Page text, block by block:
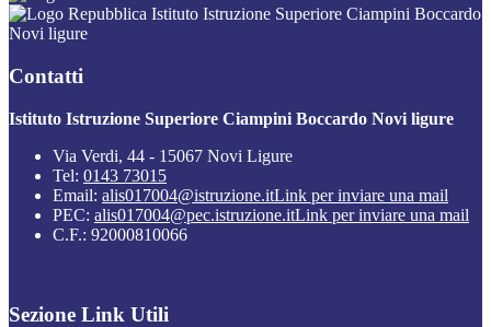
Istituto Istruzione Superiore Ciampini Boccardo
Novi ligure
Contatti
Istituto Istruzione Superiore Ciampini Boccardo Novi ligure
Via Verdi, 44 - 15067 Novi Ligure
Tel: 0143 73015
Email: alis017004@istruzione.itLink per inviare una mail
PEC: alis017004@pec.istruzione.itLink per inviare una mail
C.F.: 92000810066
Sezione Link Utili